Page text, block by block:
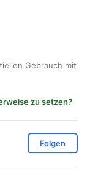
Gebrauch mit
zu setzen?
Folgen